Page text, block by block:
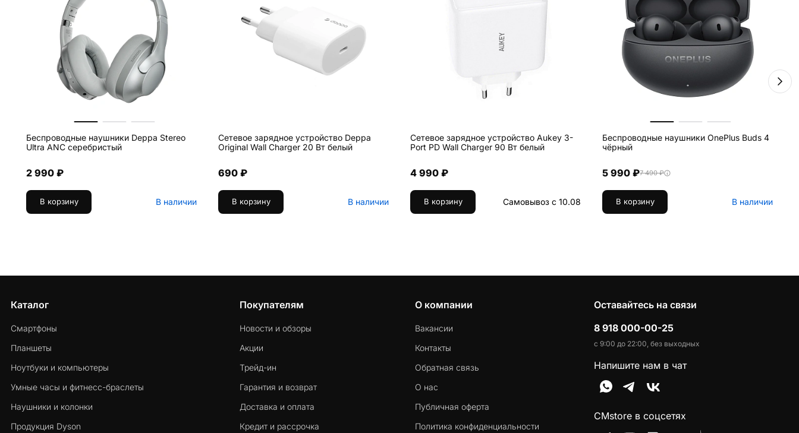
Беспроводные наушники Deppa Stereo
Ultra ANC серебристый
2 990 ₽
В корзину В наличии
Сетевое зарядное устройство Deppa
Original Wall Charger 20 Вт белый
690 ₽
В корзину В наличии
Сетевое зарядное устройство Aukey 3-
Port PD Wall Charger 90 Вт белый
4 990 ₽
В корзину Самовывоз с 10.08
Беспроводные наушники OnePlus Buds 4
чёрный
5 990 ₽7 490 ₽
В корзину В наличии
Каталог
Смартфоны
Планшеты
Ноутбуки и компьютеры
Умные часы и фитнесс-браслеты
Наушники и колонки
Продукция Dyson
Покупателям
Новости и обзоры
Акции
Трейд-ин
Гарантия и возврат
Доставка и оплата
Кредит и рассрочка
О компании
Вакансии
Контакты
Обратная связь
О нас
Публичная оферта
Политика конфиденциальности
Оставайтесь на связи
8 918 000-00-25
с 9:00 до 22:00, без выходных
Напишите нам в чат
CMstore в соцсетях